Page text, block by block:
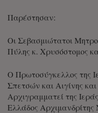
Παρέστησαν:
Οι Σεβασμιώτατοι
Πύλης κ. Χρυσόστομος
Ο Πρωτοσύγκελλος της
Σπετσών και Αιγίνης
Αρχιγραμματεί της
Ελλάδος